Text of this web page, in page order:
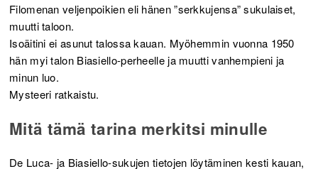
Filomenan veljenpoikien eli hänen ”serkkujensa” sukulaiset,
muutti taloon.
Isoäitini ei asunut talossa kauan. Myöhemmin vuonna 1950
hän myi talon Biasiello-perheelle ja muutti vanhempieni ja
minun luo.
Mysteeri ratkaistu.
Mitä tämä tarina merkitsi minulle
De Luca- ja Biasiello-sukujen tietojen löytäminen kesti kauan,